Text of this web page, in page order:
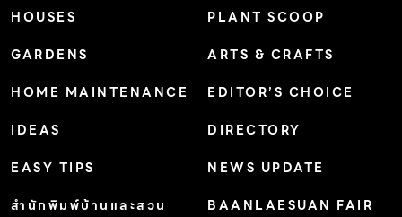
HOUSES
GARDENS
HOME MAINTENANCE
IDEAS
EASY TIPS
สำนักพิมพ์บ้านและสวน
PLANT SCOOP
ARTS & CRAFTS
EDITOR’S CHOICE
DIRECTORY
NEWS UPDATE
BAANLAESUAN FAIR